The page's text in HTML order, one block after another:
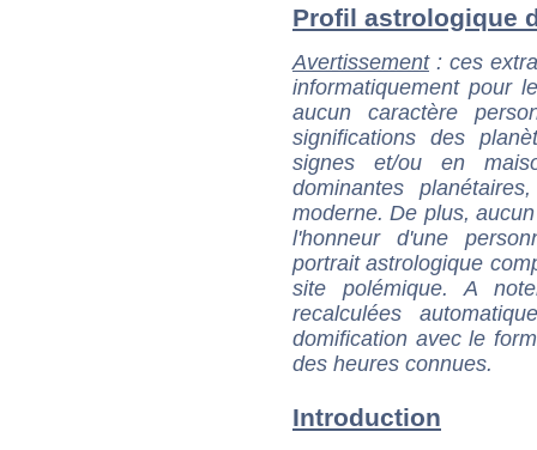
Profil astrologique
Avertissement: ces
informatiquement pour
aucun caractère
significations des
signes et/ou en
dominantes
moderne. De plus,
l'honneur d'une
portrait astrologique
site polémique. A
recalculées
domification avec le
des heures connues.
Introduction